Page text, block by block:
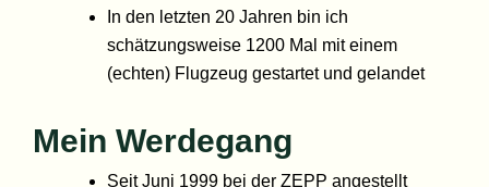
In den letzten 20 Jahren bin ich
schätzungsweise 1200 Mal mit einem
(echten) Flugzeug gestartet und gelandet
Mein Werdegang
Seit Juni 1999 bei der ZEPP angestellt